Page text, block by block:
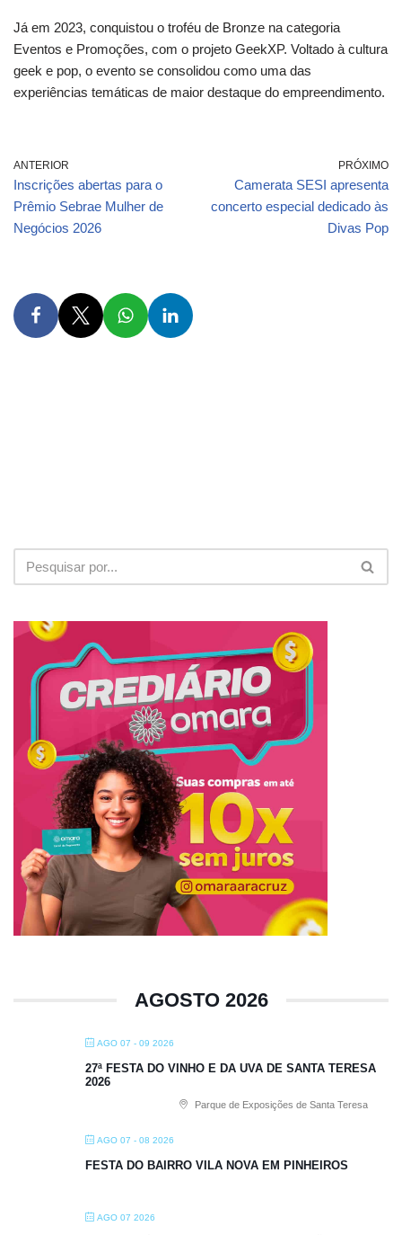
Já em 2023, conquistou o troféu de Bronze na categoria
Eventos e Promoções, com o projeto GeekXP. Voltado à cultura
geek e pop, o evento se consolidou como uma das
experiências temáticas de maior destaque do empreendimento.
ANTERIOR
Inscrições abertas para o
Prêmio Sebrae Mulher de
Negócios 2026
PRÓXIMO
Camerata SESI apresenta
concerto especial dedicado às
Divas Pop
AGOSTO 2026
AGO 07 - 09 2026
27ª FESTA DO VINHO E DA UVA DE SANTA TERESA
2026
Parque de Exposições de Santa Teresa
AGO 07 - 08 2026
FESTA DO BAIRRO VILA NOVA EM PINHEIROS
AGO 07 2026